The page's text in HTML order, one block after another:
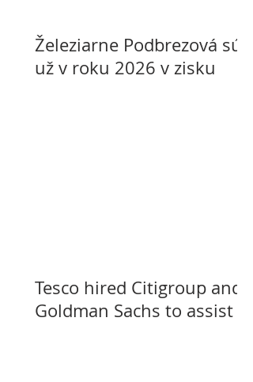
Železiarne Podbrezová sú
už v roku 2026 v zisku
Tesco hired Citigroup and
Goldman Sachs to assist